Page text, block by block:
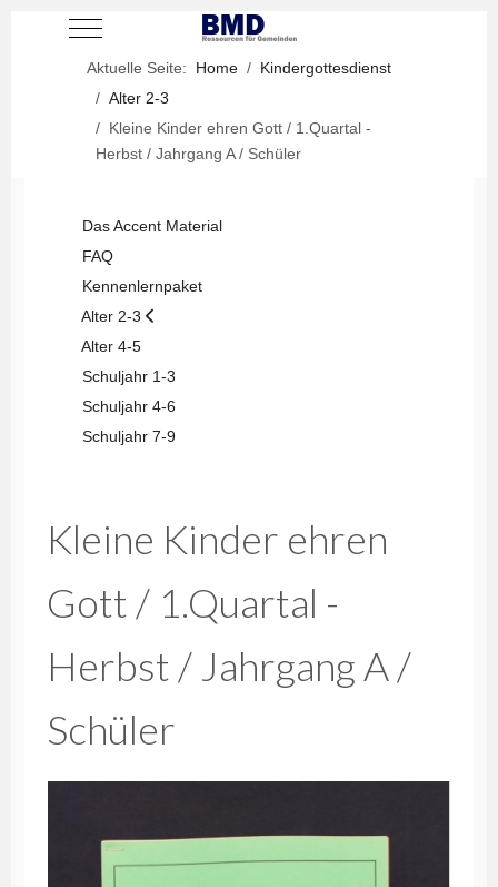
Mobile Menu Toggle
Aktuelle Seite: Home
Kindergottesdienst
Alter 2-3
Kleine Kinder ehren Gott / 1.Quartal -
Herbst / Jahrgang A / Schüler
Das Accent Material
FAQ
Kennenlernpaket
Alter 2-3
Alter 4-5
Schuljahr 1-3
Schuljahr 4-6
Schuljahr 7-9
Kleine Kinder ehren
Gott / 1.Quartal -
Herbst / Jahrgang A /
Schüler